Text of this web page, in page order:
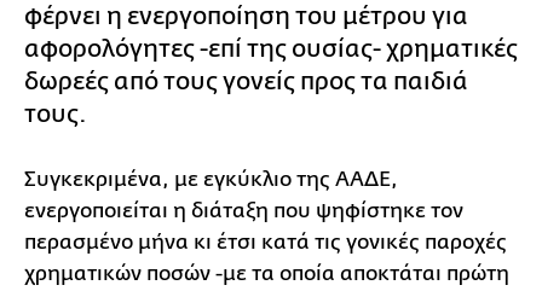
φέρνει η ενεργοποίηση του μέτρου για
αφορολόγητες -επί της ουσίας- χρηματικές
δωρεές από τους γονείς προς τα παιδιά
τους.
Συγκεκριμένα, με εγκύκλιο της ΑΑΔΕ,
ενεργοποιείται η διάταξη που ψηφίστηκε τον
περασμένο μήνα κι έτσι κατά τις γονικές παροχές
χρηματικών ποσών -με τα οποία αποκτάται πρώτη